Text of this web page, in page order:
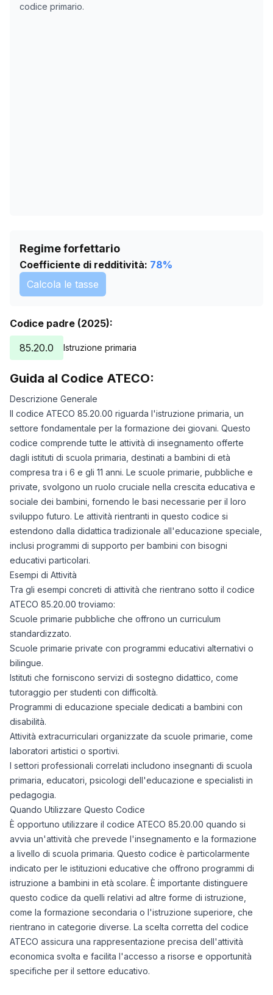
codice primario.
17/11/2025
Regime forfettario
Coefficiente di redditività: 78%
Calcola le tasse
Codice padre (2025):
85.20.0
Istruzione primaria
Guida al Codice ATECO:
Descrizione Generale
Il codice ATECO 85.20.00 riguarda l'istruzione primaria, un
settore fondamentale per la formazione dei giovani. Questo
codice comprende tutte le attività di insegnamento offerte
dagli istituti di scuola primaria, destinati a bambini di età
compresa tra i 6 e gli 11 anni. Le scuole primarie, pubbliche e
private, svolgono un ruolo cruciale nella crescita educativa e
sociale dei bambini, fornendo le basi necessarie per il loro
sviluppo futuro. Le attività rientranti in questo codice si
estendono dalla didattica tradizionale all'educazione speciale,
inclusi programmi di supporto per bambini con bisogni
educativi particolari.
Esempi di Attività
Tra gli esempi concreti di attività che rientrano sotto il codice
ATECO 85.20.00 troviamo:
Scuole primarie pubbliche che offrono un curriculum
standardizzato.
Scuole primarie private con programmi educativi alternativi o
bilingue.
Istituti che forniscono servizi di sostegno didattico, come
tutoraggio per studenti con difficoltà.
Programmi di educazione speciale dedicati a bambini con
disabilità.
Attività extracurriculari organizzate da scuole primarie, come
laboratori artistici o sportivi.
I settori professionali correlati includono insegnanti di scuola
primaria, educatori, psicologi dell'educazione e specialisti in
pedagogia.
Quando Utilizzare Questo Codice
È opportuno utilizzare il codice ATECO 85.20.00 quando si
avvia un'attività che prevede l'insegnamento e la formazione
a livello di scuola primaria. Questo codice è particolarmente
indicato per le istituzioni educative che offrono programmi di
istruzione a bambini in età scolare. È importante distinguere
questo codice da quelli relativi ad altre forme di istruzione,
come la formazione secondaria o l'istruzione superiore, che
rientrano in categorie diverse. La scelta corretta del codice
ATECO assicura una rappresentazione precisa dell'attività
economica svolta e facilita l'accesso a risorse e opportunità
specifiche per il settore educativo.